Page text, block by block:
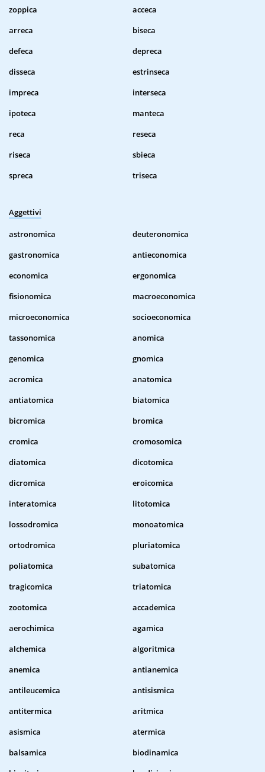
zoppica
acceca
arreca
biseca
defeca
depreca
disseca
estrinseca
impreca
interseca
ipoteca
manteca
reca
reseca
riseca
sbieca
spreca
triseca
Aggettivi
astronomica
deuteronomica
gastronomica
antieconomica
economica
ergonomica
fisionomica
macroeconomica
microeconomica
socioeconomica
tassonomica
anomica
genomica
gnomica
acromica
anatomica
antiatomica
biatomica
bicromica
bromica
cromica
cromosomica
diatomica
dicotomica
dicromica
eroicomica
interatomica
litotomica
lossodromica
monoatomica
ortodromica
pluriatomica
poliatomica
subatomica
tragicomica
triatomica
zootomica
accademica
aerochimica
agamica
alchemica
algoritmica
anemica
antianemica
antileucemica
antisismica
antitermica
aritmica
asismica
atermica
balsamica
biodinamica